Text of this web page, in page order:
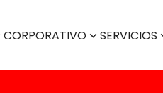
CORPORATIVO SERVICIOS